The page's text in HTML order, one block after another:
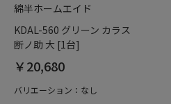
綿半ホームエイド
KDAL-560 グリーン カラス
断ノ助 大 [1台]
￥20,680
バリエーション：なし